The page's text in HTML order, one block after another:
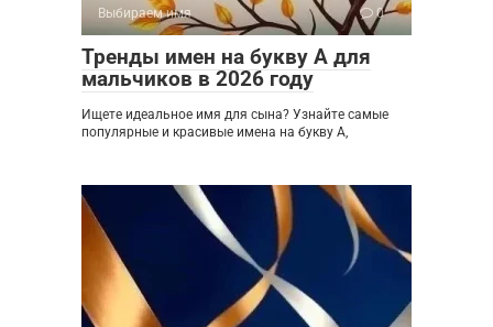
Выбираем имя 0
Тренды имен на букву А для
мальчиков в 2026 году
Ищете идеальное имя для сына? Узнайте самые
популярные и красивые имена на букву А,